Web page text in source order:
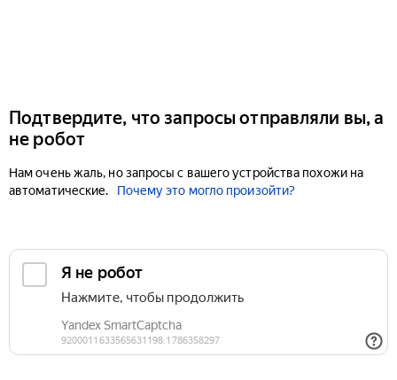
Подтвердите, что запросы отправляли вы, а
не робот
Нам очень жаль, но запросы с вашего устройства похожи на
автоматические.
Почему это могло произойти?